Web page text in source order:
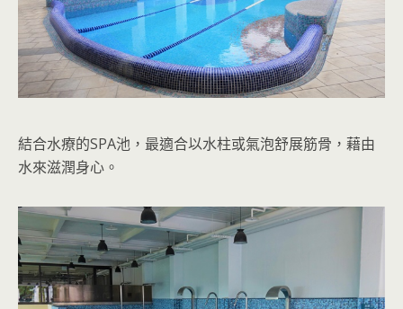
結合水療的SPA池，最適合以水柱或氣泡舒展筋骨，藉由
水來滋潤身心。